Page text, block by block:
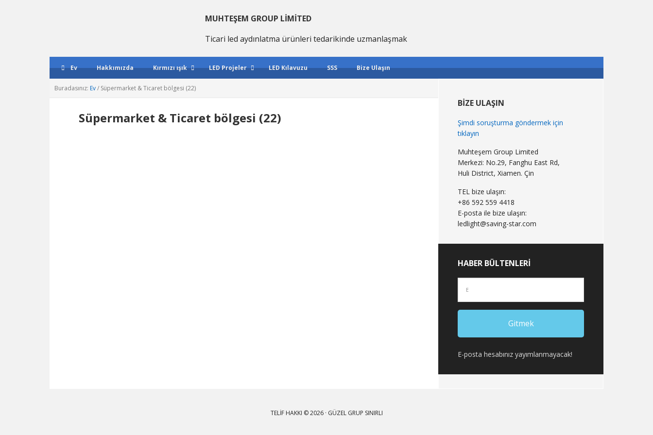
MUHTEŞEM GROUP LIMITED
Ticari led aydınlatma ürünleri tedarikinde uzmanlaşmak
Ev Hakkımızda Kırmızı ışık LED Projeler LED Kılavuzu SSS Bize Ulaşın
Buradasınız: Ev/ Süpermarket & Ticaret bölgesi (22)
Süpermarket & Ticaret bölgesi (22)
Kenar
Çubuğu
BIZE ULAŞIN
Şimdi soruşturma göndermek için
tıklayın
Muhteşem Group Limited
Merkezi: No.29, Fanghu East Rd,
Huli District, Xiamen. Çin
TEL bize ulaşın:
+86 592 559 4418
E-posta ile bize ulaşın:
ledlight@saving-star.com
HABER BÜLTENLERI
E-posta hesabınız yayımlanmayacak!
TELIF HAKKI © 2026 · GÜZEL GRUP SINIRLI